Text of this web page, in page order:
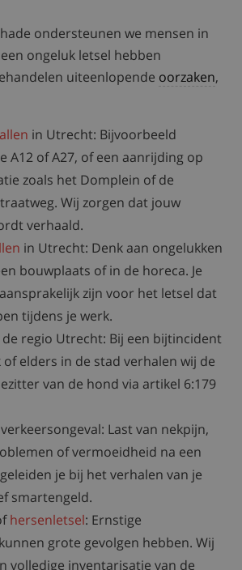
ondersteunen we mensen in
ongeluk letsel hebben
uiteenlopende oorzaken,
in Utrecht: Bijvoorbeeld
A12 of A27, of een aanrijding op
zoals het Domplein of de
Wij zorgen dat jouw
verhaald.
in Utrecht: Denk aan ongelukken
bouwplaats of in de horeca. Je
zijn voor het letsel dat
tijdens je werk.
de regio Utrecht: Bij een bijtincident
elders in de stad verhalen wij de
van de hond via artikel 6:179
Last van nekpijn,
of vermoeidheid na een
je bij het verhalen van je
smartengeld.
hersenletsel: Ernstige
grote gevolgen hebben. Wij
volledige inventarisatie van de